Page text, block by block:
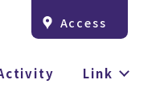
Link
Access